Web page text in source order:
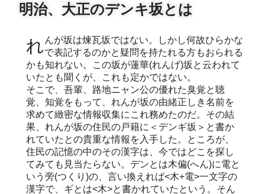
明治、大正のデンキ坂とは
れんが坂は煉瓦坂ではない。しかし何故ひらかなで表記するのかと疑問を持たれる方もおられる
かも知れない。この坂が蓮華(れんげ)坂と云われて
いたとも聞くが、これも定かではない。
そこで、吾輩、路地ニャン公の優れた臭覚と聴
覚、知覚をもって、れんが坂の由緒正しき名前を
求めて緻密な情報収集にこれ務めたのだ。その結
果、れんが坂の住民の戸籍に＜デンギ坂＞と書か
れていたとの貴重な情報を入手した。ところが、
住民の記憶の中のその漢字は、今ではどこを探し
てみても見当たらない。デンとは木偏(へん)に電と
いう旁(つくり)の、言い換えれば<木+電>一文字の
漢字で、ギとは<木>と書かれていたという。そん